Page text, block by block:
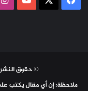
© حقوق النشر 2026، جميع الحقوق محفوظة
ملاحظة: إن أي مقال يكتب على